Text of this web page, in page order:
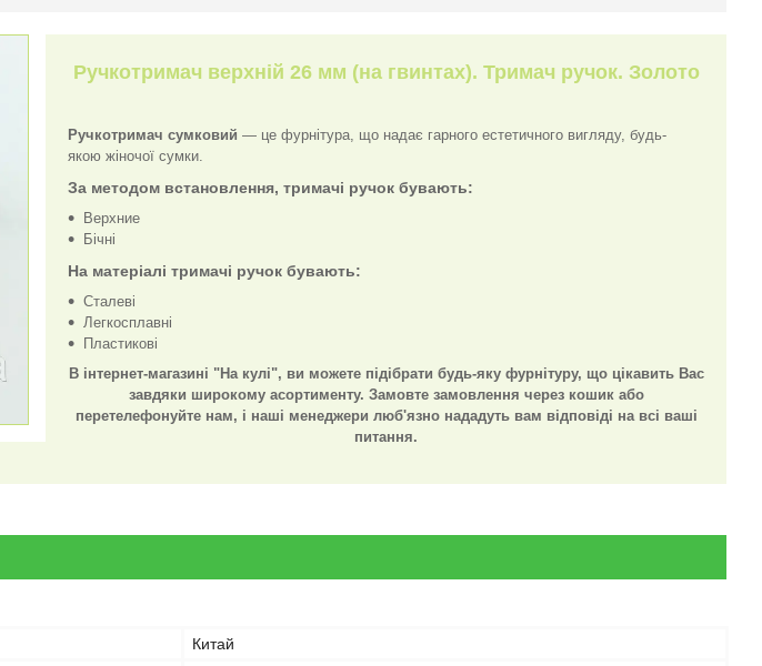
Ручкотримач верхній 26 мм (на гвинтах). Тримач ручок. Золото
Ручкотримач сумковий — це фурнітура, що надає гарного естетичного вигляду, будь-
якою жіночої сумки.
За методом встановлення, тримачі ручок бувають:
Верхние
Бічні
На матеріалі тримачі ручок бувають:
Сталеві
Легкосплавні
Пластикові
В інтернет-магазині "На кулі", ви можете підібрати будь-яку фурнітуру, що цікавить Вас
завдяки широкому асортименту. Замовте замовлення через кошик або
перетелефонуйте нам, і наші менеджери люб'язно нададуть вам відповіді на всі ваші
питання.
Китай